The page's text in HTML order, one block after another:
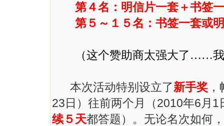
第４名：明信片一套＋书签
第５～１５名：书签一套或明
（这个赞助商太强大了
本次活动特别设立了新手奖
23日）往前两个月（2010年6月
续５天都答题）。无论名次如何